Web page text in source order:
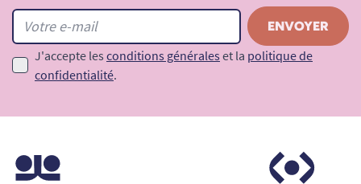
mètre en butée à l'extérieur de la main courante,
faites-le passer au centre du moyeu pour une
mesure précise.
J'accepte les conditions générales et la politique de
confidentialité.